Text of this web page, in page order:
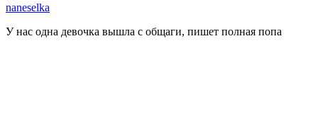
naneselka
У нас одна девочка вышла с общаги, пишет полная попа